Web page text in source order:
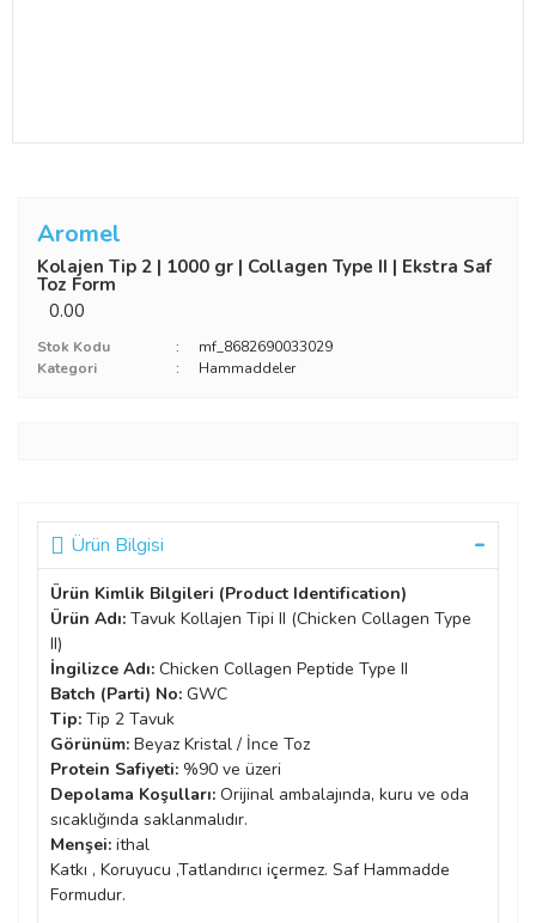
Aromel
Kolajen Tip 2 | 1000 gr | ‎Collagen Type II | Ekstra Saf
Toz Form
0.00
Stok Kodu
mf_8682690033029
Kategori
Hammaddeler
Ürün Bilgisi
Ürün Kimlik Bilgileri (Product Identification)
Ürün Adı: Tavuk Kollajen Tipi II (Chicken Collagen Type
II)
İngilizce Adı: Chicken Collagen Peptide Type II
Batch (Parti) No: GWC
Tip: Tip 2 Tavuk
Görünüm: Beyaz Kristal / İnce Toz
Protein Safiyeti: %90 ve üzeri
Depolama Koşulları: Orijinal ambalajında, kuru ve oda
sıcaklığında saklanmalıdır.
Menşei: ithal
Katkı , Koruyucu ,Tatlandırıcı içermez. Saf Hammadde
Formudur.